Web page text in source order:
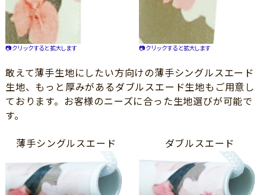
📷 クリックすると拡大します 📷 クリックすると拡大します
敢えて薄手生地にしたい方向けの薄手シングルスエード
生地、もっと厚みがあるダブルスエード生地もご用意し
ております。お客様のニーズに合った生地選びが可能で
す。
薄手シングルスエード ダブルスエード